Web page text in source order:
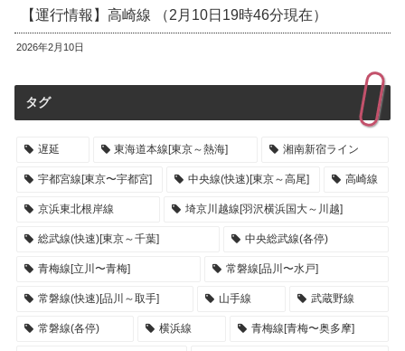
【運行情報】高崎線 （2月10日19時46分現在）
2026年2月10日
タグ
遅延 東海道本線[東京～熱海] 湘南新宿ライン
宇都宮線[東京〜宇都宮] 中央線(快速)[東京～高尾] 高崎線
京浜東北根岸線 埼京川越線[羽沢横浜国大～川越]
総武線(快速)[東京～千葉] 中央総武線(各停)
青梅線[立川〜青梅] 常磐線[品川〜水戸]
常磐線(快速)[品川～取手] 山手線 武蔵野線
常磐線(各停) 横浜線 青梅線[青梅〜奥多摩]